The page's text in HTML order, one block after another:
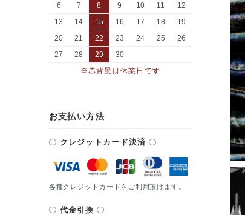
6
7 8 9 10 11
12
13
14 15 16 17 18
19
20
21 22 23 24 25
26
27
28 29
30
※赤背景は休業日です
お支払い方法
クレジットカード決済
各種クレジットカードをご利用頂けます。
代金引換